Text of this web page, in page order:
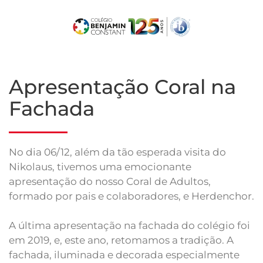
Apresentação Coral na
Fachada
No dia 06/12, além da tão esperada visita do
Nikolaus, tivemos uma emocionante
apresentação do nosso Coral de Adultos,
formado por pais e colaboradores, e Herdenchor.
A última apresentação na fachada do colégio foi
em 2019, e, este ano, retomamos a tradição. A
fachada, iluminada e decorada especialmente